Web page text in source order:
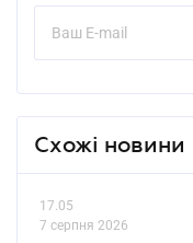
Схожі новини
17.05
7 серпня 2026